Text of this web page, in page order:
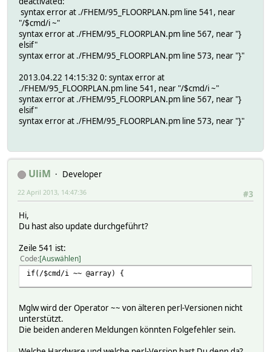
syntax error at ./FHEM/95_FLOORPLAN.pm line 541, near
"/$cmd/i ~"
syntax error at ./FHEM/95_FLOORPLAN.pm line 567, near "}
elsif"
syntax error at ./FHEM/95_FLOORPLAN.pm line 573, near "}"
2013.04.22 14:15:32 0: syntax error at
./FHEM/95_FLOORPLAN.pm line 541, near "/$cmd/i ~"
syntax error at ./FHEM/95_FLOORPLAN.pm line 567, near "}
elsif"
syntax error at ./FHEM/95_FLOORPLAN.pm line 573, near "}"
UliM
Developer
#3
22 April 2013, 14:47:36
Hi,
Du hast also update durchgeführt?
Zeile 541 ist:
Code Auswählen
if(/$cmd/i ~~ @array) {
Mglw wird der Operator ~~ von älteren perl-Versionen nicht
unterstützt.
Die beiden anderen Meldungen könnten Folgefehler sein.